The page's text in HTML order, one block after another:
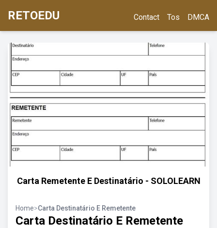
RETOEDU Contact Tos DMCA
Carta Remetente E Destinatário - SOLOLEARN
Home>Carta Destinatário E Remetente
Carta Destinatário E Remetente